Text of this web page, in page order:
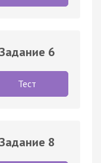
Задание 6
Тест
Задание 8